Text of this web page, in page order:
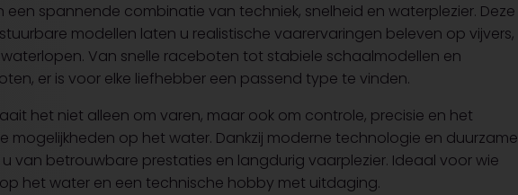
een spannende combinatie van techniek, snelheid en waterplezier. Deze
modellen laten u realistische vaarervaringen beleven op vijvers,
Van snelle raceboten tot stabiele schaalmodellen en
er is voor elke liefhebber een passend type te vinden.
het niet alleen om varen, maar ook om controle, precisie en het
mogelijkheden op het water. Dankzij moderne technologie en duurzame
van betrouwbare prestaties en langdurig vaarplezier. Ideaal voor wie
het water en een technische hobby met uitdaging.